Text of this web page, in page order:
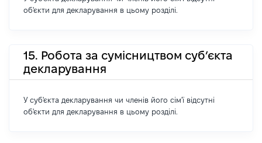
об'єкти для декларування в цьому розділі.
15. Робота за сумісництвом суб’єкта
декларування
У суб'єкта декларування чи членів його сім'ї відсутні
об'єкти для декларування в цьому розділі.